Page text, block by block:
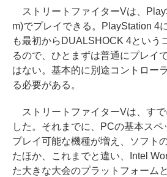
ストリートファイターVは、
m)でプレイできる。PlayStation 4
も最初からDUALSHOCK 4という
るので、ひとまずは普通にプレイ
はない。基本的に別途コントロー
る必要がある。
ストリートファイターVは、す
した。それまでに、PCの基本ス
プレイ可能な機種が増え、ソフト
たほか、これまでと違い、Intel
た大きな大会のプラットフォーム